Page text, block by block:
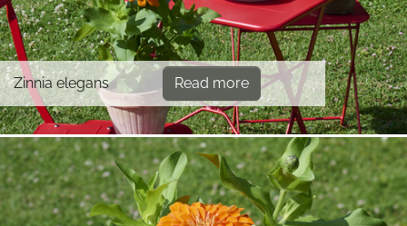
Zinnia elegans Read more